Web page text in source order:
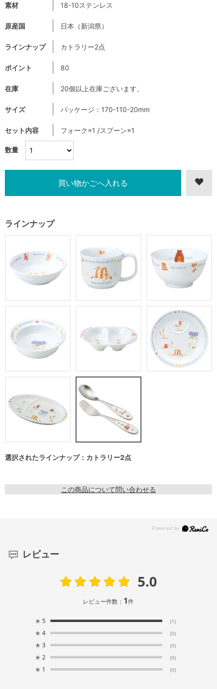
数量
素材 18-10ステンレス
原産国 日本（新潟県）
ラインナップ カトラリー2点
ポイント 80
在庫 20個以上在庫ございます。
サイズ パッケージ：170-110-20mm
セット内容 フォーク×1 /スプーン×1
ラインナップ
選択されたラインナップ：カトラリー2点
この商品について問い合わせる
レビュー
5.0
レビュー件数： 1件
★ 5 (1)
★ 4 (0)
★ 3 (0)
★ 2 (0)
★ 1 (0)